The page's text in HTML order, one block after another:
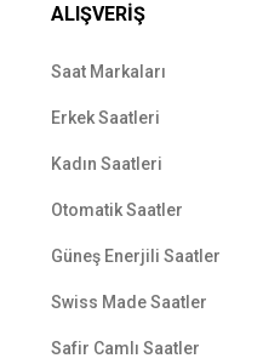
ALIŞVERİŞ
Saat Markaları
Erkek Saatleri
Kadın Saatleri
Otomatik Saatler
Güneş Enerjili Saatler
Swiss Made Saatler
Safir Camlı Saatler